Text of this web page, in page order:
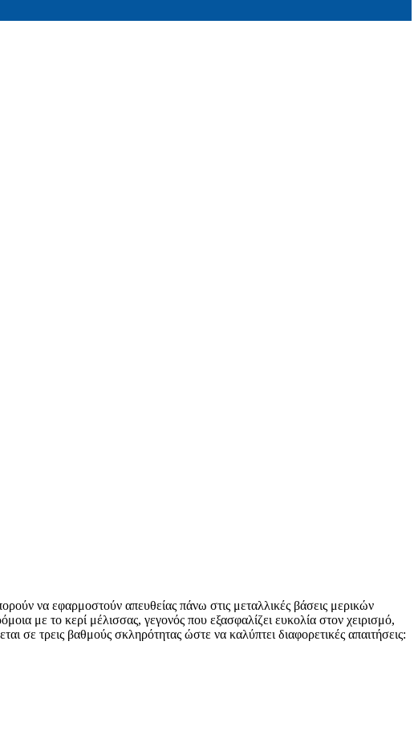
να εφαρμοστούν απευθείας πάνω στις μεταλλικές βάσεις μερικών
με το κερί μέλισσας, γεγονός που εξασφαλίζει ευκολία στον χειρισμό,
σε τρεις βαθμούς σκληρότητας ώστε να καλύπτει διαφορετικές απαιτήσεις: